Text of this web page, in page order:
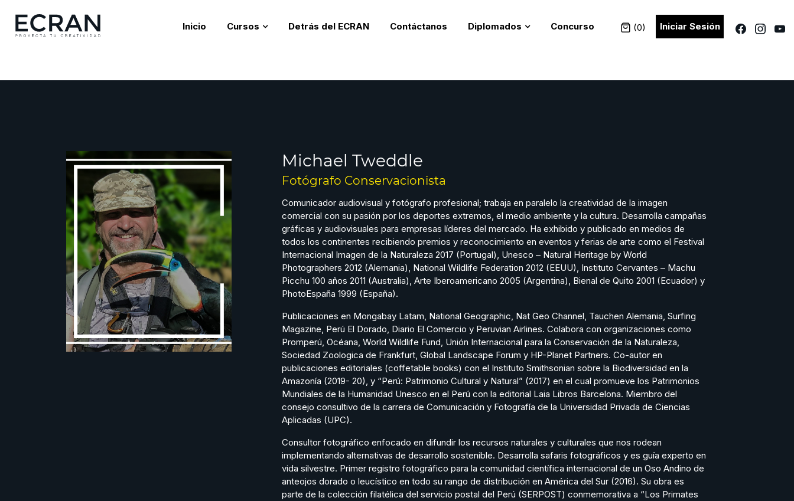
Inicio Cursos Detrás del ECRAN Contáctanos Diplomados Concurso (0) Iniciar Sesión
Michael Tweddle
Fotógrafo Conservacionista
Comunicador audiovisual y fotógrafo profesional; trabaja en paralelo la creatividad de la imagen
comercial con su pasión por los deportes extremos, el medio ambiente y la cultura. Desarrolla campañas
gráficas y audiovisuales para empresas líderes del mercado. Ha exhibido y publicado en medios de
todos los continentes recibiendo premios y reconocimiento en eventos y ferias de arte como el Festival
Internacional Imagen de la Naturaleza 2017 (Portugal), Unesco – Natural Heritage by World
Photographers 2012 (Alemania), National Wildlife Federation 2012 (EEUU), Instituto Cervantes – Machu
Picchu 100 años 2011 (Australia), Arte Iberoamericano 2005 (Argentina), Bienal de Quito 2001 (Ecuador) y
PhotoEspaña 1999 (España).
Publicaciones en Mongabay Latam, National Geographic, Nat Geo Channel, Tauchen Alemania, Surfing
Magazine, Perú El Dorado, Diario El Comercio y Peruvian Airlines. Colabora con organizaciones como
Promperú, Océana, World Wildlife Fund, Unión Internacional para la Conservación de la Naturaleza,
Sociedad Zoologica de Frankfurt, Global Landscape Forum y HP-Planet Partners. Co-autor en
publicaciones editoriales (coffetable books) con el Instituto Smithsonian sobre la Biodiversidad en la
Amazonía (2019- 20), y “Perú: Patrimonio Cultural y Natural” (2017) en el cual promueve los Patrimonios
Mundiales de la Humanidad Unesco en el Perú con la editorial Laia Libros Barcelona. Miembro del
consejo consultivo de la carrera de Comunicación y Fotografía de la Universidad Privada de Ciencias
Aplicadas (UPC).
Consultor fotográfico enfocado en difundir los recursos naturales y culturales que nos rodean
implementando alternativas de desarrollo sostenible. Desarrolla safaris fotográficos y es guía experto en
vida silvestre. Primer registro fotográfico para la comunidad científica internacional de un Oso Andino de
anteojos dorado o leucístico en todo su rango de distribución en América del Sur (2016). Su obra es
parte de la colección filatélica del servicio postal del Perú (SERPOST) conmemorativa a “Los Primates